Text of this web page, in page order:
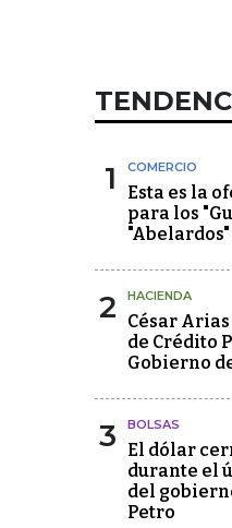
1 COMERCIO
Esta es la
para los
"Abelardos"
2 HACIENDA
César
de Crédito
Gobierno
3 BOLSAS
El dólar
durante el
del
Petro